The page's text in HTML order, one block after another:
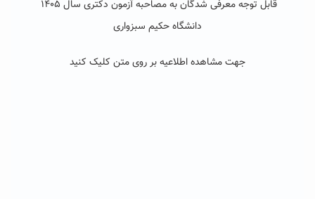
دانشگاه حکیم سبزواری
جهت مشاهده اطلاعیه بر روی متن کلیک کنید